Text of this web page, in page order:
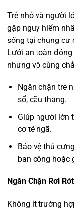
Trẻ nhỏ và người
gặp nguy hiểm
sống tại chung cư
Lưới an toàn
nhưng vô cùng
Ngăn chặn trẻ
sổ, cầu thang.
Giúp người lớn
cơ té ngã.
Bảo vệ thú
ban công hoặc
Ngăn Chặn Rơi
Không ít trường